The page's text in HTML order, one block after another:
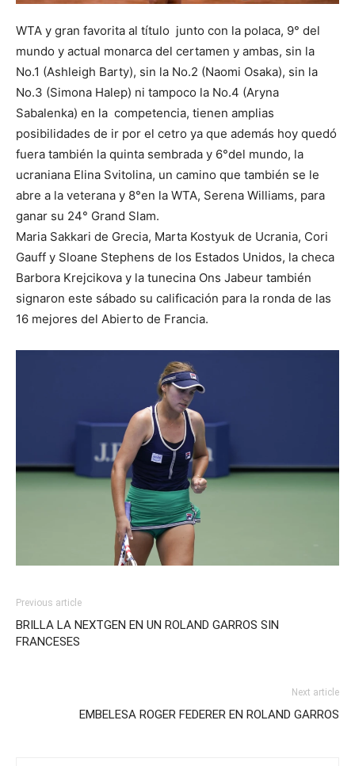
WTA y gran favorita al título junto con la polaca, 9° del
mundo y actual monarca del certamen y ambas, sin la
No.1 (Ashleigh Barty), sin la No.2 (Naomi Osaka), sin la
No.3 (Simona Halep) ni tampoco la No.4 (Aryna
Sabalenka) en la competencia, tienen amplias
posibilidades de ir por el cetro ya que además hoy quedó
fuera también la quinta sembrada y 6°del mundo, la
ucraniana Elina Svitolina, un camino que también se le
abre a la veterana y 8°en la WTA, Serena Williams, para
ganar su 24° Grand Slam.
Maria Sakkari de Grecia, Marta Kostyuk de Ucrania, Cori
Gauff y Sloane Stephens de los Estados Unidos, la checa
Barbora Krejcikova y la tunecina Ons Jabeur también
signaron este sábado su calificación para la ronda de las
16 mejores del Abierto de Francia.
Previous article
BRILLA LA NEXTGEN EN UN ROLAND GARROS SIN
FRANCESES
Next article
EMBELESA ROGER FEDERER EN ROLAND GARROS